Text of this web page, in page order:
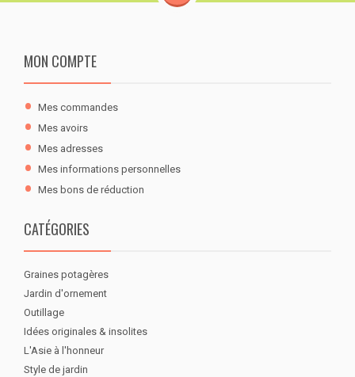
MON COMPTE
Mes commandes
Mes avoirs
Mes adresses
Mes informations personnelles
Mes bons de réduction
CATÉGORIES
Graines potagères
Jardin d'ornement
Outillage
Idées originales & insolites
L'Asie à l'honneur
Style de jardin